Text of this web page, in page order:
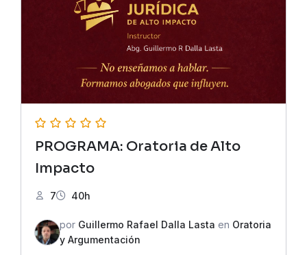
PROGRAMA: Oratoria de Alto
Impacto
7 40h
por Guillermo Rafael Dalla Lasta en Oratoria
y Argumentación